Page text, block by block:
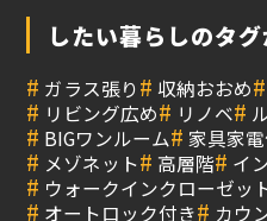
したい暮らしのタ
# ガラス張り# 収納おおめ#
# リビング広め# リノベ#
# BIGワンルーム# 家具家
# メゾネット# 高層階# イ
# ウォークインクローゼッ
# オートロック付き# カウ